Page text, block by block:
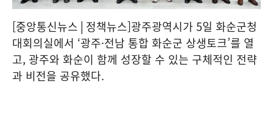
[중앙통신뉴스│정책뉴스]광주광역시가 5일 화순군청
대회의실에서 ‘광주·전남 통합 화순군 상생토크’를 열
고, 광주와 화순이 함께 성장할 수 있는 구체적인 전략
과 비전을 공유했다.